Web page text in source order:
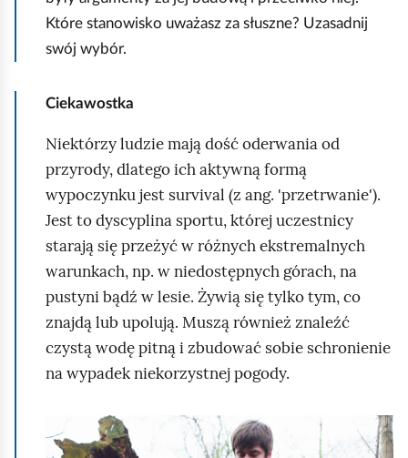
Które stanowisko uważasz za słuszne? Uzasadnij
swój wybór.
Ciekawostka
Niektórzy ludzie mają dość oderwania od
przyrody, dlatego ich aktywną formą
wypoczynku jest survival (z ang. 'przetrwanie').
Jest to dyscyplina sportu, której uczestnicy
starają się przeżyć w różnych ekstremalnych
warunkach, np. w niedostępnych górach, na
pustyni bądź w lesie. Żywią się tylko tym, co
znajdą lub upolują. Muszą również znaleźć
czystą wodę pitną i zbudować sobie schronienie
na wypadek niekorzystnej pogody.